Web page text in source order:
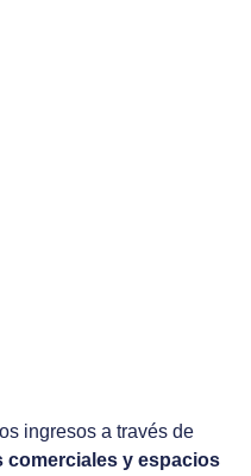
ingresos a través de
comerciales y espacios